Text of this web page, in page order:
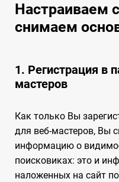
Настраиваем
снимаем
1. Регистрация в
мастеров
Как только Вы
для веб-мастеров, Вы
информацию о
поисковиках: это и
наложенных на сайт